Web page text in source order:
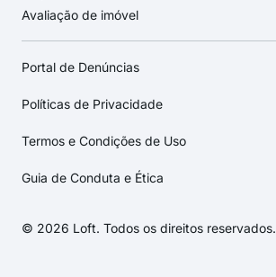
Avaliação de imóvel
Portal de Denúncias
Políticas de Privacidade
Termos e Condições de Uso
Guia de Conduta e Ética
© 2026 Loft. Todos os direitos reservados.